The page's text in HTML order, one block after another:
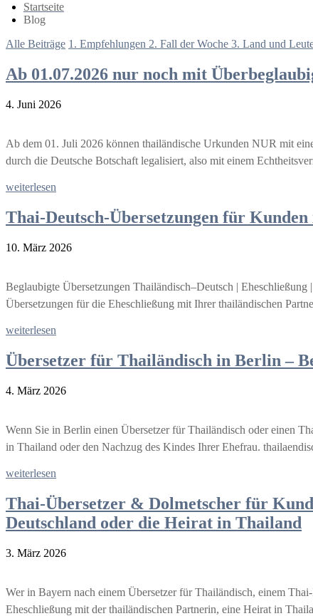
Startseite
Blog
Alle Beiträge 1. Empfehlungen 2. Fall der Woche 3. Land und
Ab 01.07.2026 nur noch mit
4. Juni 2026
Ab dem 01. Juli 2026 können thailändische Urkunden NUR mit
durch die Deutsche Botschaft legalisiert, also mit einem
weiterlesen
Thai-Deutsch-Übersetzungen für
10. März 2026
Beglaubigte Übersetzungen Thailändisch–Deutsch |
Übersetzungen für die Eheschließung mit Ihrer thailändischen
weiterlesen
Übersetzer für Thailändisch in Berlin –
4. März 2026
Wenn Sie in Berlin einen Übersetzer für Thailändisch oder einen
in Thailand oder den Nachzug des Kindes Ihrer Ehefrau.
weiterlesen
Thai-Übersetzer & Dolmetscher für
Deutschland oder die Heirat in Thailand
3. März 2026
Wer in Bayern nach einem Übersetzer für Thailändisch, einem
Eheschließung mit der thailändischen Partnerin, eine Heirat in